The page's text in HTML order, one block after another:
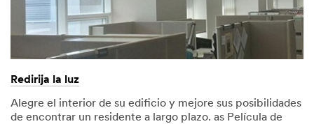
Redirija la luz
Alegre el interior de su edificio y mejore sus posibilidades
de encontrar un residente a largo plazo. as Película de